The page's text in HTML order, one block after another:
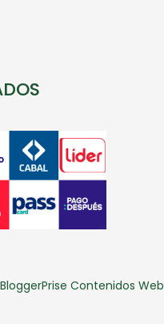
BloggerPrise Contenidos Web